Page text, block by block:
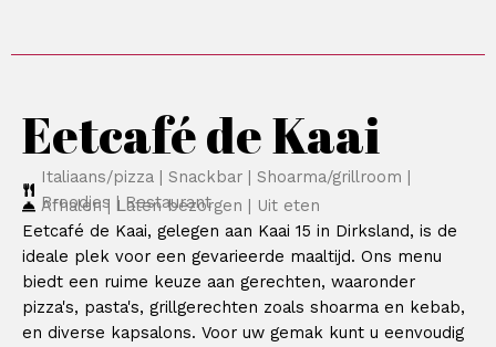
Eetcafé de Kaai
Italiaans/pizza | Snackbar | Shoarma/grillroom |
Broodjes | Restaurant
Afhalen | Laten bezorgen | Uit eten
Eetcafé de Kaai, gelegen aan Kaai 15 in Dirksland, is de
ideale plek voor een gevarieerde maaltijd. Ons menu
biedt een ruime keuze aan gerechten, waaronder
pizza's, pasta's, grillgerechten zoals shoarma en kebab,
en diverse kapsalons. Voor uw gemak kunt u eenvoudig